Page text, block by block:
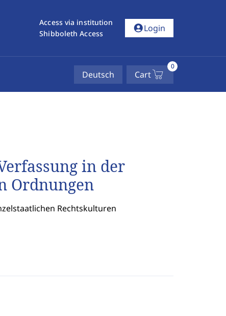
Access via institution
Shibboleth Access
account_circleLogin
Deutsch Cart
0
in der
Ordnungen
Rechtskulturen